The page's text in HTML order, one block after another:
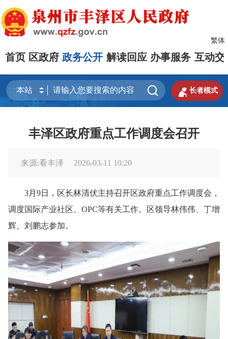
繁体
首页 区政府 政务公开 解读回应 办事服务 互动交
  长者模式
丰泽区政府重点工作调度会召开
来源:看丰泽 2026-03-11 10:20
3月9日，区长林清伏主持召开区政府重点工作调度会，
调度国际产业社区、OPC等有关工作。区领导林伟伟、丁增
辉、刘鹏志参加。